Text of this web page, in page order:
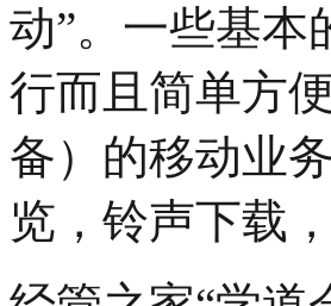
动”。一些基本
行而且简单方
备）的移动业
览，铃声下载